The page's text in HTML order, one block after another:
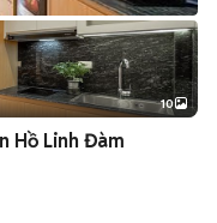
+2
10
Hồ Linh Đàm